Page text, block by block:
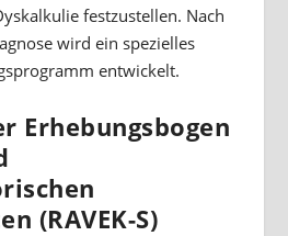
festzustellen. Nach
wird ein spezielles
entwickelt.
Erhebungsbogen
(RAVEK-S)